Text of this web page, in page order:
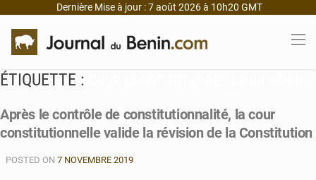
Dernière Mise à jour : 7 août 2026 à 10h20 GMT
ÉTIQUETTE :
Après le contrôle de constitutionnalité, la cour
constitutionnelle valide la révision de la Constitution
POSTED ON 7 NOVEMBRE 2019